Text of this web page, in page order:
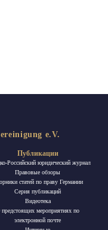
e.V.
Публикации
Российский юридический журнал
Правовые обзоры
статей по праву Германии
Ceрия публикаций
Видеотека
мероприятиях по
электронной почте